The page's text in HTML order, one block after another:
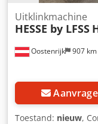
Oostenrijk 907 km
Uitklinkmachine
HESSE by LFSS
Toestand: nieuw,